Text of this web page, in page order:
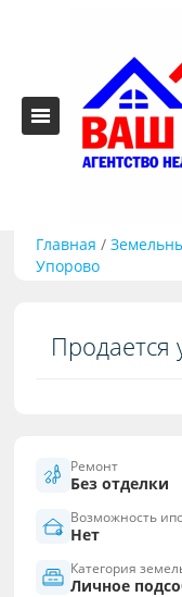
Главная /
Упорово
Продается
Ремонт
Без отделки
Возможность
Нет
Категория
Личное